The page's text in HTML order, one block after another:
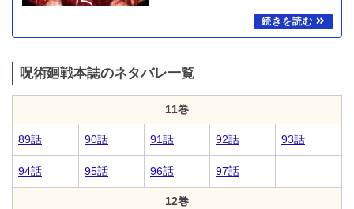
呪術廻戦本誌のネタバレ一覧
11巻
89話 90話 91話 92話 93話
94話 95話 96話 97話
12巻